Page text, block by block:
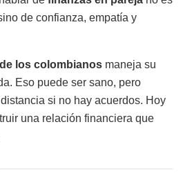
de confianza, empatía y
los colombianos maneja su
Eso puede ser sano, pero
si no hay acuerdos. Hoy
una relación financiera que